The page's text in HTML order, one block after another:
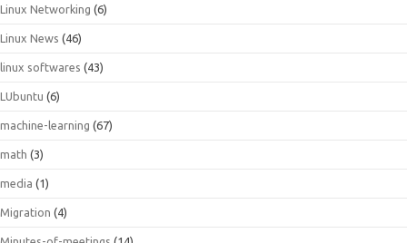
Linux Networking (6)
Linux News (46)
linux softwares (43)
LUbuntu (6)
machine-learning (67)
math (3)
media (1)
Migration (4)